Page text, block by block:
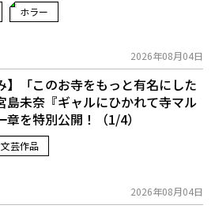
ホラー
2026年08月04日
】「このお寺をもっと有名にした
島未奈『ギャルにひかれて寺マル
章を特別公開！（1/4）
文芸作品
2026年08月04日